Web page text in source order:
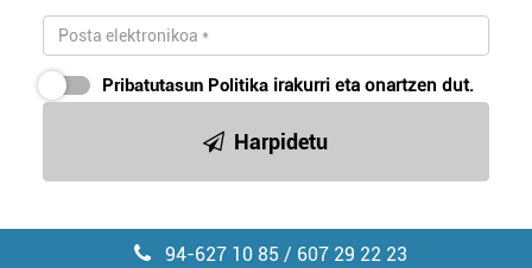
Lortu zure datu pertsonalak prozesatzeko moduari
buruzko informazio gehiago eta ezarri zure lehentasunak
datuen atalean. Edozein unetan alda edo ken dezakezu
zure baimena Cookieen adierazpenean.
Webgune honek cookie propioak eta hirugarrenen cookie-
fitxategiak erabiltzen ditu. Zure esperientzia eta
baliatzen gara. Ohar hau onartuz gero, teknologia hori
Pribatutasun Politika irakurri eta onartzen dut.
Harpidetu
94-627 10 85 / 607 29 22 23